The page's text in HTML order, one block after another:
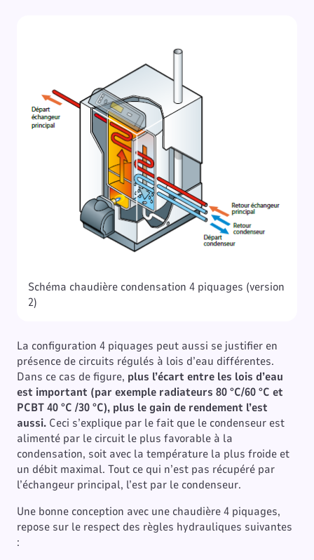
Schéma chaudière condensation 4 piquages (version
2)
La configuration 4 piquages peut aussi se justifier en
présence de circuits régulés à lois d’eau différentes.
Dans ce cas de figure, plus l’écart entre les lois d’eau
est important (par exemple radiateurs 80 °C/60 °C et
PCBT 40 °C /30 °C), plus le gain de rendement l’est
aussi. Ceci s’explique par le fait que le condenseur est
alimenté par le circuit le plus favorable à la
condensation, soit avec la température la plus froide et
un débit maximal. Tout ce qui n’est pas récupéré par
l’échangeur principal, l’est par le condenseur.
Une bonne conception avec une chaudière 4 piquages,
repose sur le respect des règles hydrauliques suivantes
: